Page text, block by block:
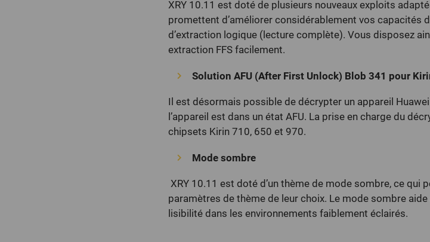
XRY 10.11 est doté de plusieurs nouveaux exploits
promettent d’améliorer considérablement vos capacités
d’extraction logique (lecture complète). Vous disposez
extraction FFS facilement.
Solution AFU (After First Unlock) Blob 341 pour
Il est désormais possible de décrypter un appareil
l’appareil est dans un état AFU. La prise en charge du
chipsets Kirin 710, 650 et 970.
Mode sombre
XRY 10.11 est doté d’un thème de mode sombre, ce qui
paramètres de thème de leur choix. Le mode sombre
lisibilité dans les environnements faiblement éclairés.